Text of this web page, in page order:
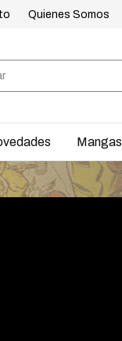
Quienes Somos
Mangas